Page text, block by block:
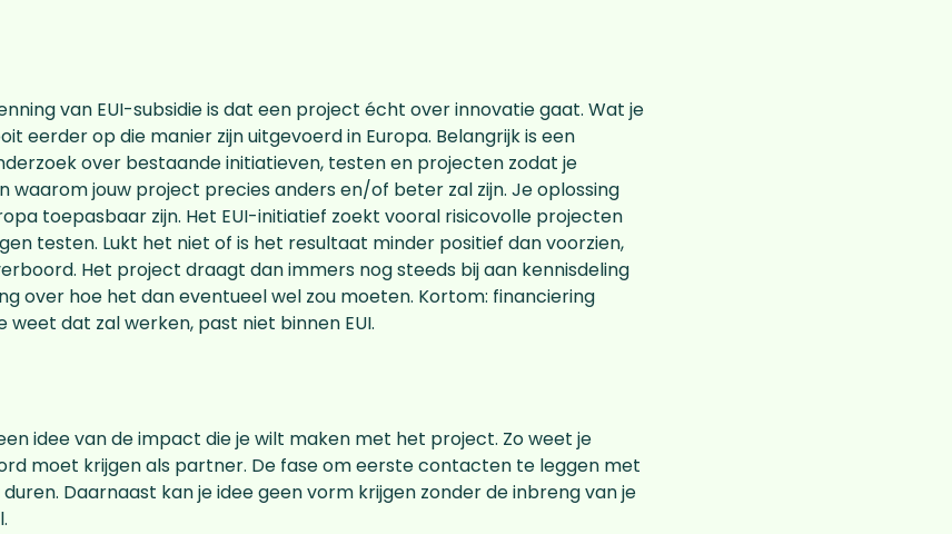
van EUI-subsidie is dat een project écht over innovatie gaat. Wat je
eerder op die manier zijn uitgevoerd in Europa. Belangrijk is een
over bestaande initiatieven, testen en projecten zodat je
waarom jouw project precies anders en/of beter zal zijn. Je oplossing
toepasbaar zijn. Het EUI-initiatief zoekt vooral risicovolle projecten
testen. Lukt het niet of is het resultaat minder positief dan voorzien,
Het project draagt dan immers nog steeds bij aan kennisdeling
over hoe het dan eventueel wel zou moeten. Kortom: financiering
weet dat zal werken, past niet binnen EUI.
idee van de impact die je wilt maken met het project. Zo weet je
moet krijgen als partner. De fase om eerste contacten te leggen met
Daarnaast kan je idee geen vorm krijgen zonder de inbreng van je